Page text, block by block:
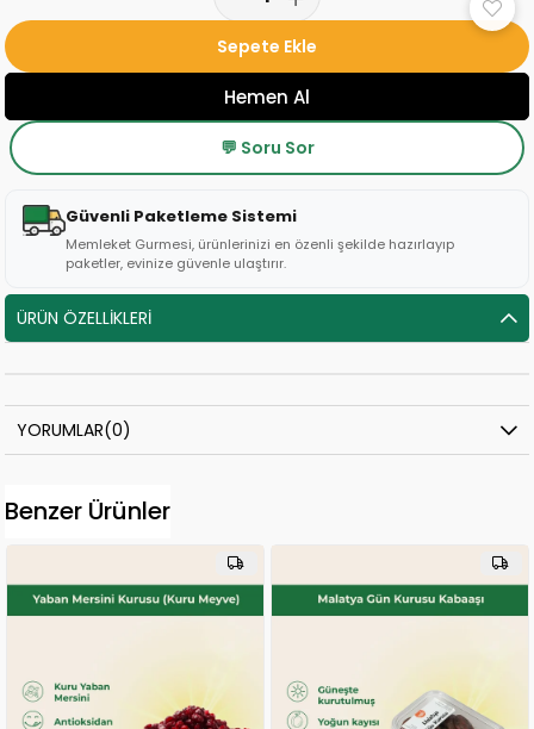
💬 Soru Sor
Güvenli Paketleme Sistemi
Memleket Gurmesi, ürünlerinizi en özenli şekilde hazırlayıp
paketler, evinize güvenle ulaştırır.
ÜRÜN ÖZELLIKLERI
YORUMLAR(0)
Benzer Ürünler